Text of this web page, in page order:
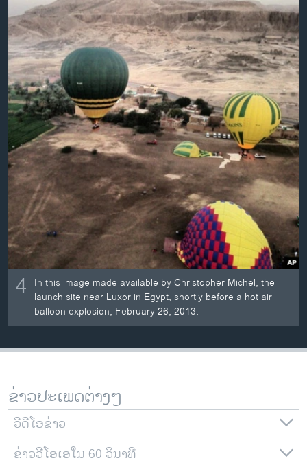
4 In this image made available by Christopher Michel, the
launch site near Luxor in Egypt, shortly before a hot air
balloon explosion, February 26, 2013.
ຂ່າວປະເພດຕ່າງໆ
ວີດີໂອຂ່າວ
ຂ່າວວີໂອເອໃນ 60 ວິນາທີ